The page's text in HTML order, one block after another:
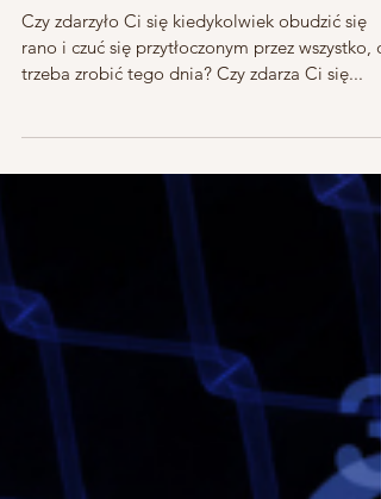
"Zacznij dzień od afirmacji, które
pasują do Twojego
numerologicznego profilu"
trzeba zrobić tego dnia? Czy zdarza Ci się...